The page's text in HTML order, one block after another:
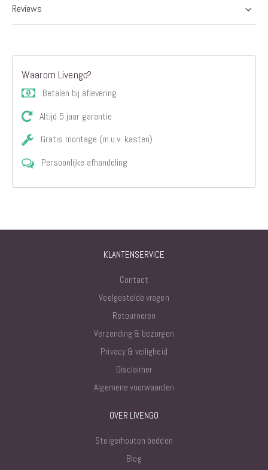
Reviews
Waarom Livengo?
Betalen bij aflevering
Altijd 5 jaar garantie
Gratis montage (m.u.v. kasten)
Persoonlijke afhandeling
KLANTENSERVICE
Contact
Veelgestelde vragen
Retourneren
Verzending & bezorgen
Privacy & veiligheid
Disclaimer
Algemene voorwaarden
OVER LIVENGO
Steigerhouten bedden
Blog